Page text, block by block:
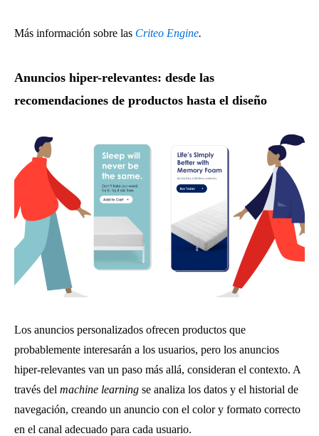
Más información sobre las Criteo Engine.
Anuncios hiper-relevantes: desde las
recomendaciones de productos hasta el diseño
Los anuncios personalizados ofrecen productos que
probablemente interesarán a los usuarios, pero los anuncios
hiper-relevantes van un paso más allá, consideran el contexto. A
través del machine learning se analiza los datos y el historial de
navegación, creando un anuncio con el color y formato correcto
en el canal adecuado para cada usuario.